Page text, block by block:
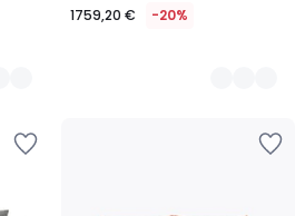
1759,20 € -20%